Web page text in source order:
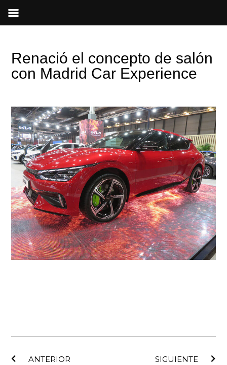
Renació el concepto de salón
con Madrid Car Experience
ANTERIOR
SIGUIENTE